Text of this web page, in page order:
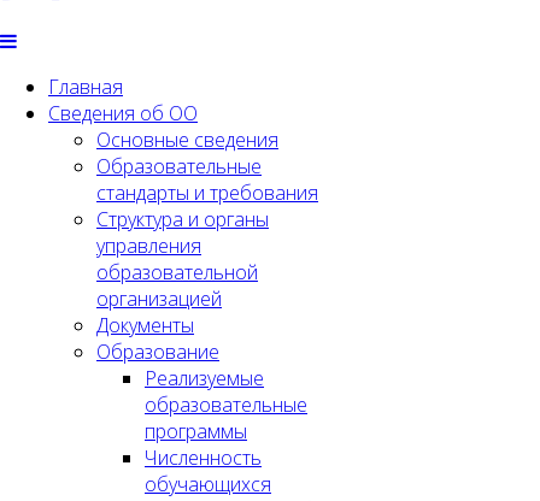
Главная
Сведения об ОО
Основные сведения
Образовательные
стандарты и требования
Структура и органы
управления
образовательной
организацией
Документы
Образование
Реализуемые
образовательные
программы
Численность
обучающихся